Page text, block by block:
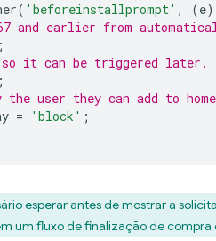
( 'beforeinstallprompt' , (e)
and earlier from
it can be triggered later.
;
user they can add to
= 'block' ;
esperar antes de mostrar a
um fluxo de finalização de